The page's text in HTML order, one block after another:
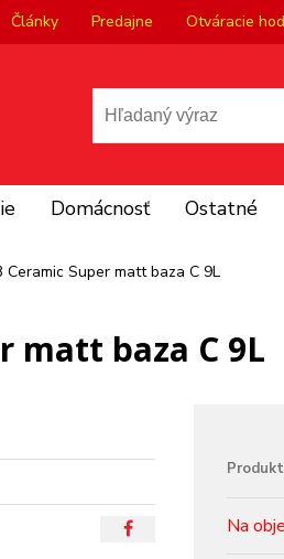
Články Predajne Otváracie
Domácnosť Ostatné
Ceramic Super matt baza C 9L
matt baza C 9L
Na